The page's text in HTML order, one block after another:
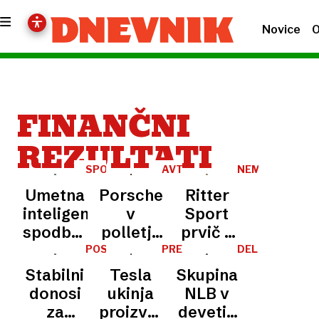
Novice
FINANČNI
REZULTATI
SPOMINSKI
Umetna
inteligenca
spodbudila
ekstremni
skok
Samsungovega
dobička
AVTOINDUSTRIJA
Porsche
v
polletju
kljub
težavam
z rastjo
dobička
NEMČIJA
Ritter
Sport
prvič v
110 letih
v
odpuščanja
POSEL
Stabilni
donosi
za
PRESTRUKTURIRANJE
Tesla
ukinja
proizvodnjo
DELNI
Skupina
NLB v
devetih